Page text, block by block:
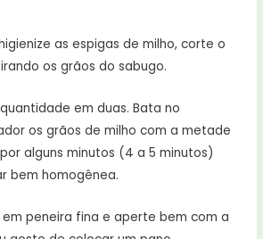
as espigas de milho, corte o
os grãos do sabugo.
em duas. Bata no
os grãos de milho com a metade
alguns minutos (4 a 5 minutos)
bem homogênea.
peneira fina e aperte bem com a